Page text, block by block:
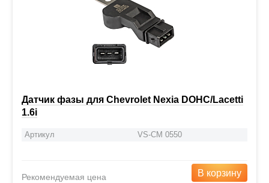
Датчик фазы для Chevrolet Nexia DOHC/Lacetti
1.6i
Артикул VS-CM 0550
Рекомендуемая цена В корзину